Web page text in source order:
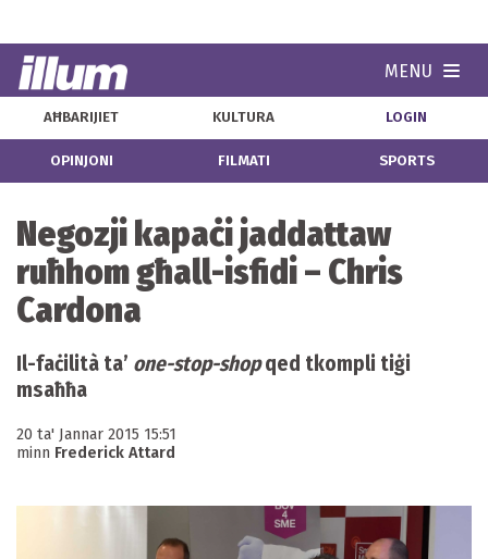
MENU
AĦBARIJIET KULTURA LOGIN
OPINJONI FILMATI SPORTS
Negozji kapaċi jaddattaw
ruħhom għall-isfidi – Chris
Cardona
Il-faċilità ta’ one-stop-shopqed tkompli tiġi
msaħħa
20 ta' Jannar 2015 15:51
minn Frederick Attard